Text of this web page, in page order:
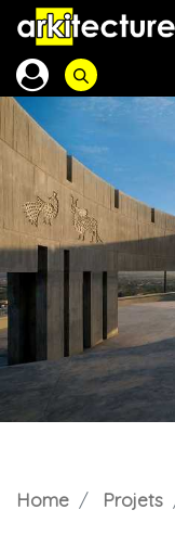
Home Projets